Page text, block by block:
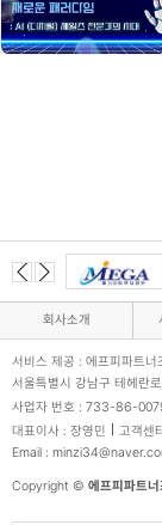
회사소개
서비스 제공 : 에프피파트너
서울특별시 강남구 테헤란
사업자 번호 : 733-86-
대표이사 : 장영민
고객센
Email :
Copyright © 에프피파트